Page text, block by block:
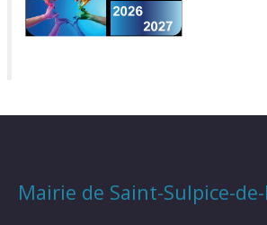
Mairie de Saint-Sulpice-